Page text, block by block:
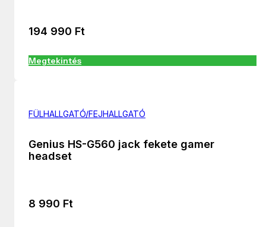
194 990 Ft
Megtekintés
FÜLHALLGATÓ/FEJHALLGATÓ
Genius HS-G560 jack fekete gamer
headset
8 990 Ft